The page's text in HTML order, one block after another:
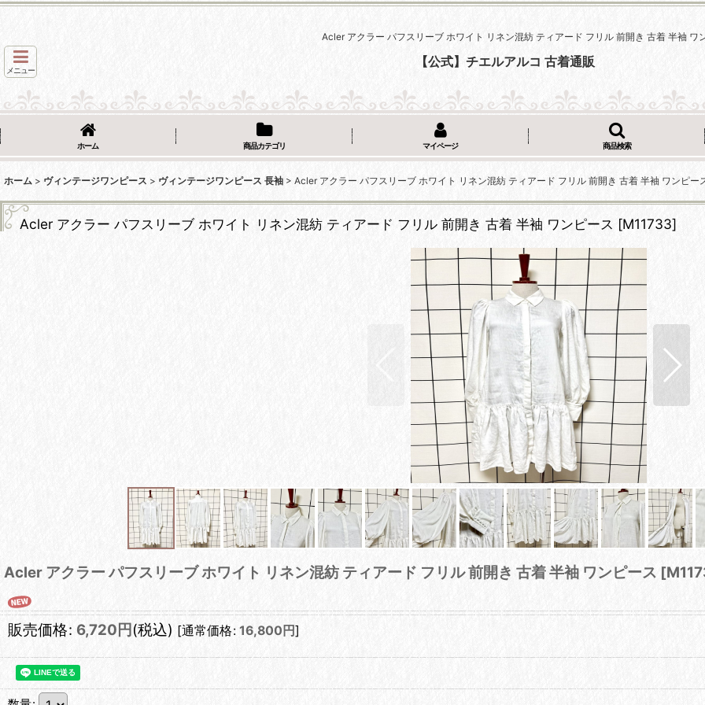
Acler アクラー パフスリーブ ホワイト リネン混紡 ティアード フリル 前開き 古着 半袖 ワ
メニュー
【公式】チエルアルコ 古着通販
ホーム 商品カテゴリ マイページ 商品検索
ホーム > ヴィンテージワンピース > ヴィンテージワンピース 長袖 > Acler アクラー パフスリーブ ホワイト リネン混紡 ティアード フリル 前開き 古着 半袖 ワンピー
Acler アクラー パフスリーブ ホワイト リネン混紡 ティアード フリル 前開き 古着 半袖 ワンピース [M11733]
Acler アクラー パフスリーブ ホワイト リネン混紡 ティアード フリル 前開き 古着 半袖 ワンピース [
販売価格: 6,720 円 (税込) [通常価格: 16,800 円]